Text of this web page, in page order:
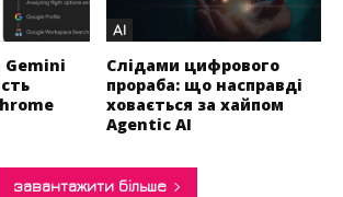
Gemini
AI
Слідами цифрового
прораба: що насправді
ховається за хайпом
Agentic AI
завантажити більше